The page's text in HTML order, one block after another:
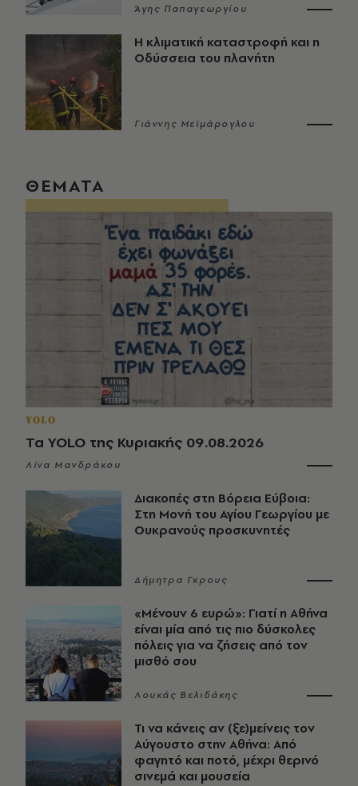
Άγης Παπαγεωργίου
Η κλιματική καταστροφή και η
Οδύσσεια του πλανήτη
Γιάννης Μεϊμάρογλου
ΘΕΜΑΤΑ
YOLO
Τα YOLO της Κυριακής 09.08.2026
Λίνα Μανδράκου
Διακοπές στη Βόρεια Εύβοια:
Στη Μονή του Αγίου Γεωργίου με
Ουκρανούς προσκυνητές
Δήμητρα Γκρους
«Μένουν 6 ευρώ»: Γιατί η Αθήνα
είναι μία από τις πιο δύσκολες
πόλεις για να ζήσεις από τον
μισθό σου
Λουκάς Βελιδάκης
Τι να κάνεις αν (ξε)μείνεις τον
Αύγουστο στην Αθήνα: Από
φαγητό και ποτό, μέχρι θερινό
σινεμά και μουσεία